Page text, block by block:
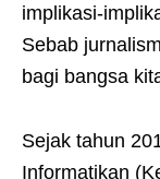
implikasi-
Sebab
bagi bangsa
Sejak tahun
Informatikan